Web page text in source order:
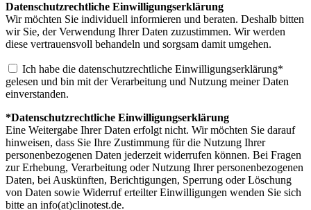
Datenschutzrechtliche Einwilligungserklärung
Wir möchten Sie individuell informieren und beraten. Deshalb bitten
wir Sie, der Verwendung Ihrer Daten zuzustimmen. Wir werden
diese vertrauensvoll behandeln und sorgsam damit umgehen.
Ich habe die datenschutzrechtliche Einwilligungserklärung*
gelesen und bin mit der Verarbeitung und Nutzung meiner Daten
einverstanden.
*Datenschutzrechtliche Einwilligungserklärung
Eine Weitergabe Ihrer Daten erfolgt nicht. Wir möchten Sie darauf
hinweisen, dass Sie Ihre Zustimmung für die Nutzung Ihrer
personenbezogenen Daten jederzeit widerrufen können. Bei Fragen
zur Erhebung, Verarbeitung oder Nutzung Ihrer personenbezogenen
Daten, bei Auskünften, Berichtigungen, Sperrung oder Löschung
von Daten sowie Widerruf erteilter Einwilligungen wenden Sie sich
bitte an info(at)clinotest.de.